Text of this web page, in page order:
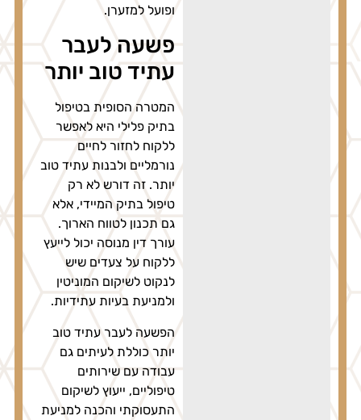
ופועל למזערן.
פשעה לעבר
עתיד טוב יותר
המטרה הסופית בטיפול
בתיק פלילי היא לאפשר
ללקוח לחזור לחיים
נורמליים ולבנות עתיד טוב
יותר. זה דורש לא רק
טיפול בתיק המיידי, אלא
גם תכנון לטווח הארוך.
עורך דין מנוסה יכול לייעץ
ללקוח על צעדים שיש
לנקוט לשיקום המוניטין
ולמניעת בעיות עתידיות.
הפשעה לעבר עתיד טוב
יותר כוללת לעיתים גם
עבודה עם שירותים
טיפוליים, ייעוץ לשיקום
התעסוקתי והכנה למניעת